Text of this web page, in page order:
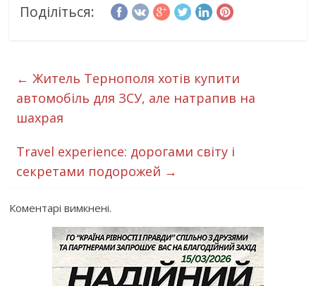
Поділіться:
← Житель Тернополя хотів купити
автомобіль для ЗСУ, але натрапив на
шахрая
Travel experience: дорогами світу і
секретами подорожей →
Коментарі вимкнені.